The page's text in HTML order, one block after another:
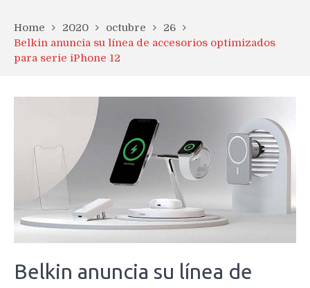
Home 2020 octubre
26
Belkin anuncia su línea de accesorios optimizados
para serie iPhone 12
Belkin anuncia su línea de